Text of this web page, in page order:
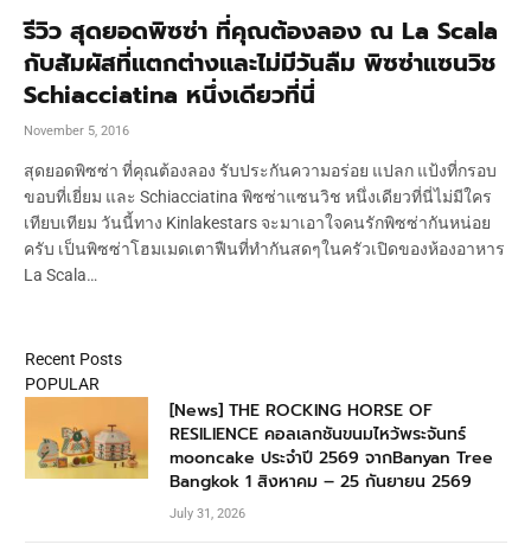
รีวิว สุดยอดพิซซ่า ที่คุณต้องลอง ณ La Scala
กับสัมผัสที่แตกต่างและไม่มีวันลืม พิซซ่าแซนวิช
Schiacciatina หนึ่งเดียวที่นี่
November 5, 2016
สุดยอดพิซซ่า ที่คุณต้องลอง รับประกันความอร่อย แปลก แป้งที่กรอบ
ขอบที่เยี่ยม และ Schiacciatina พิซซ่าแซนวิช หนึ่งเดียวที่นี่ไม่มีใคร
เทียบเทียม วันนี้ทาง Kinlakestars จะมาเอาใจคนรักพิซซ่ากันหน่อย
ครับ เป็นพิซซ่าโฮมเมดเตาฟืนที่ทำกันสดๆในครัวเปิดของห้องอาหาร
La Scala…
Recent Posts
POPULAR
[News] THE ROCKING HORSE OF
RESILIENCE คอลเลกชันขนมไหว้พระจันทร์
mooncake ประจำปี 2569 จากBanyan Tree
Bangkok 1 สิงหาคม – 25 กันยายน 2569
July 31, 2026